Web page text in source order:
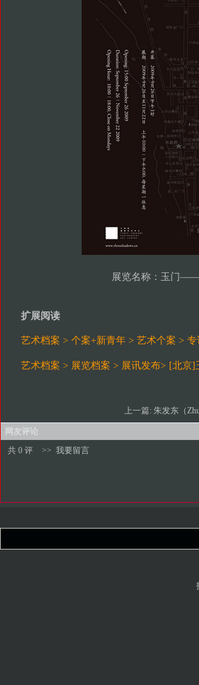
展览名称：玉门——
扩展阅读
艺术档案 > 个案+新青年 > 艺术个案 >
艺术档案 > 展览档案 > 展讯发布> [北
上一篇: 朱发东（
网友评论
共 0 评
>> 我要留言